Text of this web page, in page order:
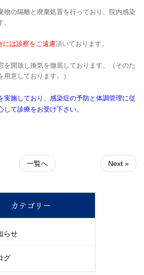
物の隔離と廃棄処置を行っており、院内感染
は診察をご遠慮頂いております。
を開放し換気を徹底しております。（そのた
意しております。）
実施しており、感染症の予防と体調管理に従
て診療をお受け下さい。
一覧へ Next »
カテゴリー
らせ
グ